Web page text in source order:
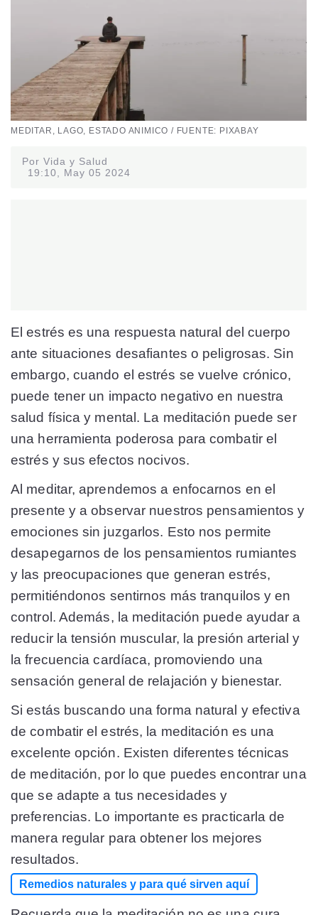
MEDITAR, LAGO, ESTADO ANIMICO / FUENTE: PIXABAY
Por Vida y Salud
19:10, May 05 2024
El estrés es una respuesta natural del cuerpo
ante situaciones desafiantes o peligrosas. Sin
embargo, cuando el estrés se vuelve crónico,
puede tener un impacto negativo en nuestra
salud física y mental. La meditación puede ser
una herramienta poderosa para combatir el
estrés y sus efectos nocivos.
Al meditar, aprendemos a enfocarnos en el
presente y a observar nuestros pensamientos y
emociones sin juzgarlos. Esto nos permite
desapegarnos de los pensamientos rumiantes
y las preocupaciones que generan estrés,
permitiéndonos sentirnos más tranquilos y en
control. Además, la meditación puede ayudar a
reducir la tensión muscular, la presión arterial y
la frecuencia cardíaca, promoviendo una
sensación general de relajación y bienestar.
Si estás buscando una forma natural y efectiva
de combatir el estrés, la meditación es una
excelente opción. Existen diferentes técnicas
de meditación, por lo que puedes encontrar una
que se adapte a tus necesidades y
preferencias. Lo importante es practicarla de
manera regular para obtener los mejores
resultados.
Remedios naturales y para qué sirven aquí